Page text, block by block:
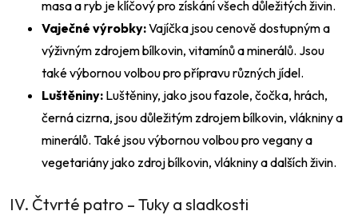
masa a ryb je klíčový pro získání všech důležitých živin.
Vaječné výrobky:Vajíčka jsou cenově dostupným a
výživným zdrojem bílkovin, vitamínů a minerálů. Jsou
také výbornou volbou pro přípravu různých jídel.
Luštěniny: Luštěniny, jako jsou fazole, čočka, hrách,
černá cizrna, jsou důležitým zdrojem bílkovin, vlákniny a
minerálů. Také jsou výbornou volbou pro vegany a
vegetariány jako zdroj bílkovin, vlákniny a dalších živin.
IV. Čtvrté patro – Tuky a sladkosti
Odeslat
Powered by chaterimo